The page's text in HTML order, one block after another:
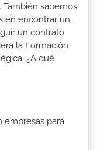
También sabemos
en encontrar un
un contrato
la Formación
¿A qué
empresas para